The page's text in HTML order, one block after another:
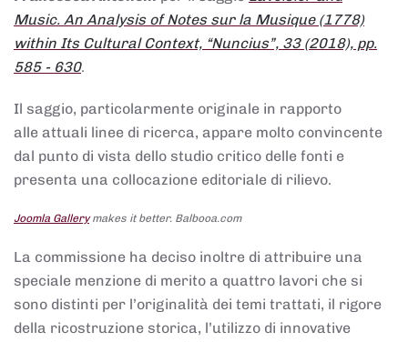
Music. An Analysis of Notes sur la Musique (1778)
within Its Cultural Context, “Nuncius”, 33 (2018), pp.
585 - 630.
Il saggio, particolarmente originale in rapporto
alle attuali linee di ricerca, appare molto convincente
dal punto di vista dello studio critico delle fonti e
presenta una collocazione editoriale di rilievo.
Joomla Gallerymakes it better. Balbooa.com
La commissione ha deciso inoltre di attribuire una
speciale menzione di merito a quattro lavori che si
sono distinti per l’originalità dei temi trattati, il rigore
della ricostruzione storica, l’utilizzo di innovative